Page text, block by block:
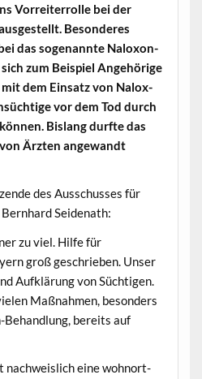
Vor­re­it­er­rolle bei der
Beson­deres
das soge­nan­nte Nalox­on-
zum Beispiel Ange­hörige
mit dem Ein­satz von Nalox­
vor dem Tod durch
Bis­lang durfte das
Ärzten ange­wandt
des Auss­chuss­es für
Seidenath:
zu viel. Hil­fe für
groß geschrieben. Unser
Aufk­lärung von Süchti­gen.
Maß­nah­men, beson­ders
bere­its auf
nach­weis­lich eine wohnort­